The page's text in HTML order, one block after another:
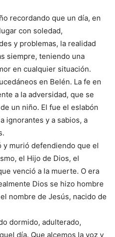
recordando que un día, en
con soledad,
y problemas, la realidad
siempre, teniendo una
en cualquier situación.
en Belén. La fe en
a la adversidad, que se
un niño. El fue el eslabón
ignorantes y a sabios, a
y murió defendiendo que el
el Hijo de Dios, el
venció a la muerte. O era
Dios se hizo hombre
nombre de Jesús, nacido de
dormido, adulterado,
día. Que alcemos la voz y